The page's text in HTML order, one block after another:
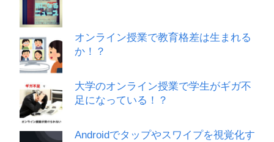
オンライン授業で教育格差は生まれる
か！？
大学のオンライン授業で学生がギガ不
足になっている！？
Androidでタップやスワイプを視覚化す